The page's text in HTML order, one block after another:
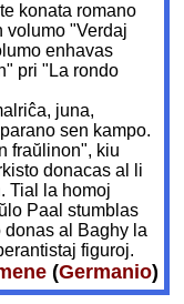
konata romano
volumo "Verdaj
enhavas
pri "La rondo
juna,
sen kampo.
fraŭlinon", kiu
donacas al li
Tial la homoj
Paal stumblas
donas al Baghy la
figuroj.
(Germanio)